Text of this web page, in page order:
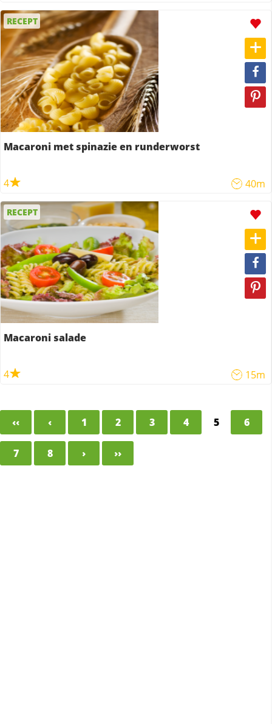
RECEPT
Macaroni met spinazie en runderworst
4 40m
RECEPT
Macaroni salade
4 15m
‹‹ ‹ 1 2 3 4 5 6
7 8 › ››